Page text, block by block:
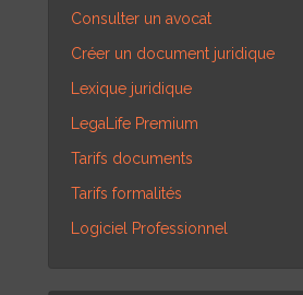
Consulter un avocat
Créer un document juridique
Lexique juridique
LegaLife Premium
Tarifs documents
Tarifs formalités
Logiciel Professionnel